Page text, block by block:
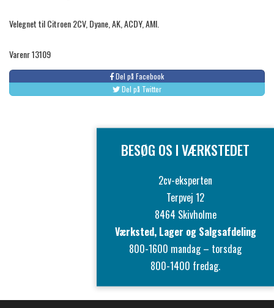
Velegnet til Citroen 2CV, Dyane, AK, ACDY, AMI.
Varenr 13109
Del på Facebook
Del på Twitter
BESØG OS I VÆRKSTEDET
2cv-eksperten
Terpvej 12
8464 Skivholme
Værksted, Lager og Salgsafdeling
800-1600 mandag – torsdag
800-1400 fredag.